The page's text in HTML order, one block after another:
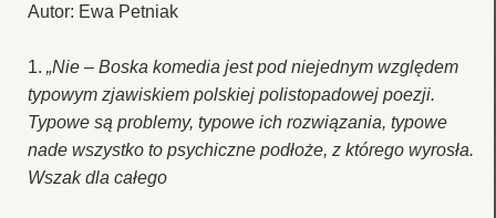
Autor: Ewa Petniak
1. „Nie – Boska komedia jest pod niejednym względem
typowym zjawiskiem polskiej polistopadowej poezji.
Typowe są problemy, typowe ich rozwiązania, typowe
nade wszystko to psychiczne podłoże, z którego wyrosła.
Wszak dla całego